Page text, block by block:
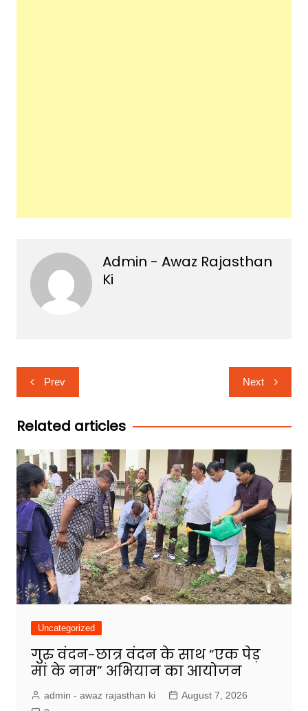
Admin - Awaz Rajasthan
Ki
Post
navigation
Prev Next
Related articles
Uncategorized
गुरु वंदन-छात्र वंदन के साथ “एक पेड़
मां के नाम” अभियान का आयोजन
admin - awaz rajasthan ki
August 7, 2026